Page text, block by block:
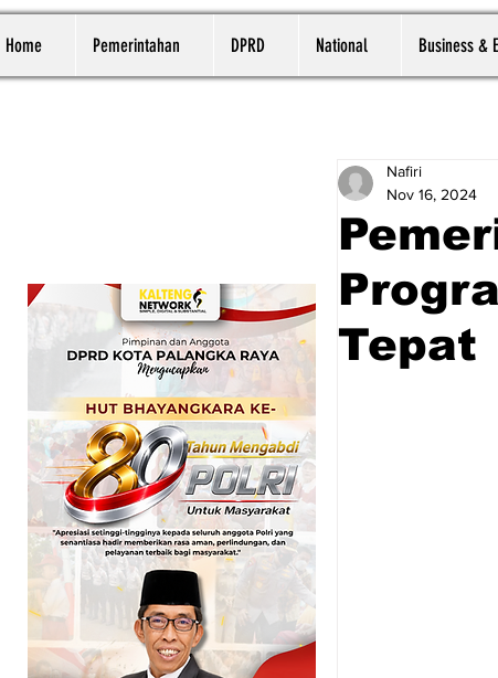
Home Pemerintahan DPRD National Business &
Tepat
Nafiri
Nov 16, 2024